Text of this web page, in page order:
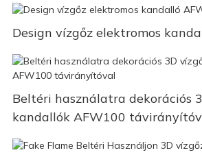
Design vízgőz elektromos
Beltéri használatra dekorációs
kandallók AFW100